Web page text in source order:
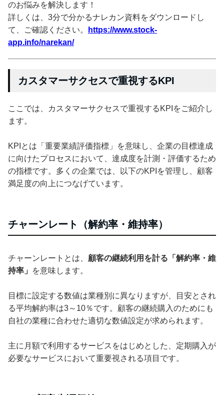
のお悩みを解決します！
詳しくは、3分で分かるナレカン資料をダウンロードし
て、ご確認ください。
https://www.stock-
app.info/narekan/
カスタマーサクセスで重視するKPI
ここでは、カスタマーサクセスで重視するKPIをご紹介し
ます。
KPIとは「重要業績評価指標」を意味し、企業の目標達成
に向けたプロセスにおいて、達成度を計測・評価するため
の指標です。多くの企業では、以下のKPIを管理し、顧客
満足度の向上につなげています。
チャーンレート（解約率・維持率）
チャーンレートとは、 顧客の継続利用を計る「解約率・維
持率」
を意味します。
目標に設定する数値は業種別に異なりますが、目安とされ
る平均解約率は3～10％です。顧客の継続購入のためにも
自社の業種に合わせた適切な数値設定が求められます。
主に月額で利用するサービスをはじめとした、定期購入が
必要なサービスにおいて重要視される項目です。